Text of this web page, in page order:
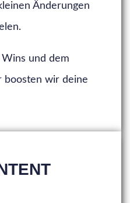
Änderungen
und dem
boosten wir deine